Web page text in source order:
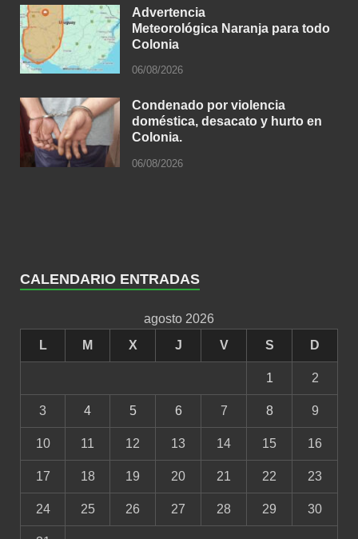
Advertencia
Meteorológica Naranja para todo
Colonia
06/08/2026
Condenado por violencia
doméstica, desacato y hurto en
Colonia.
06/08/2026
CALENDARIO ENTRADAS
agosto 2026
L
M X J V S D
1 2
3 4 5 6 7 8 9
10 11 12 13 14 15 16
17 18 19 20 21 22 23
24 25 26 27 28 29 30